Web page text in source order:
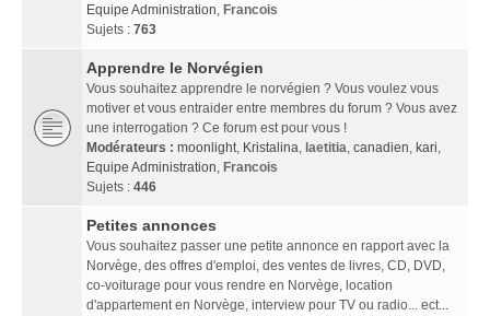
Equipe Administration, Francois
Sujets : 763
Apprendre le Norvégien
Vous souhaitez apprendre le norvégien ? Vous voulez vous
motiver et vous entraider entre membres du forum ? Vous avez
une interrogation ? Ce forum est pour vous !
Modérateurs : moonlight, Kristalina, laetitia, canadien, kari,
Equipe Administration, Francois
Sujets : 446
Petites annonces
Vous souhaitez passer une petite annonce en rapport avec la
Norvège, des offres d'emploi, des ventes de livres, CD, DVD,
co-voiturage pour vous rendre en Norvège, location
d'appartement en Norvège, interview pour TV ou radio... ect...